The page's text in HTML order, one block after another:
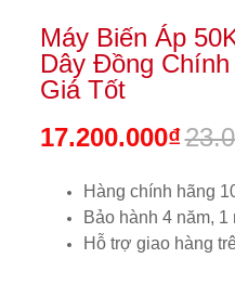
Máy Biến Áp
Dây Đồng
Giá Tốt
17.200.000₫
Hàng chính hãng
Bảo hành 4 năm,
Hỗ trợ giao hàng